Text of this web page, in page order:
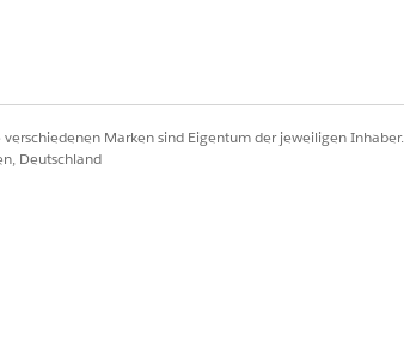
Marken sind Eigentum der jeweiligen Inhaber.
Deutschland